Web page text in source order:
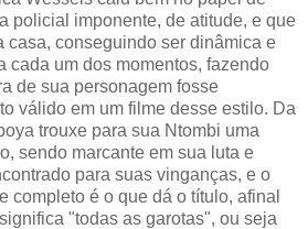
policial imponente, de atitude, e que
casa, conseguindo ser dinâmica e
cada um dos momentos, fazendo
de sua personagem fosse
válido em um filme desse estilo. Da
trouxe para sua Ntombi uma
sendo marcante em sua luta e
para suas vinganças, e o
completo é o que dá o título, afinal
"todas as garotas", ou seja